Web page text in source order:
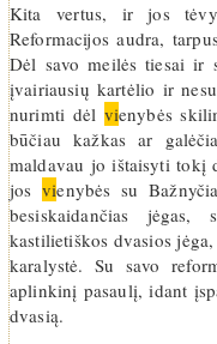
Kita vertus, ir jos
Reformacijos audra,
Dėl savo meilės tiesai ir
įvairiausių kartėlio ir
nurimti dėl vienybės
būčiau kažkas ar
maldavau jo ištaisyti tokį
josvienybės su
besiskaidančias
kastilietiškos dvasios
karalystė. Su savo
aplinkinį pasaulį, idant
dvasią.